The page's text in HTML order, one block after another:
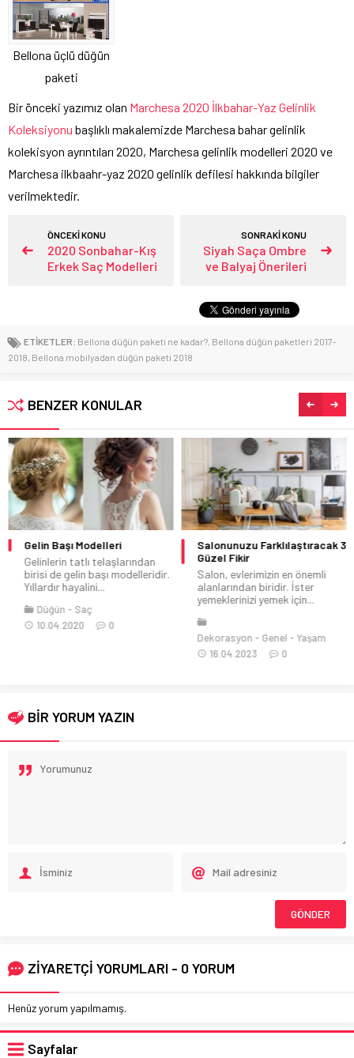
Bellona üçlü düğün
paketi
Bir önceki yazımız olan Marchesa 2020 İlkbahar-Yaz Gelinlik
Koleksiyonu başlıklı makalemizde Marchesa bahar gelinlik
kolekisyon ayrıntıları 2020, Marchesa gelinlik modelleri 2020 ve
Marchesa ilkbaahr-yaz 2020 gelinlik defilesi hakkında bilgiler
verilmektedir.
ÖNCEKİ KONU
2020 Sonbahar-Kış
Erkek Saç Modelleri
SONRAKİ KONU
Siyah Saça Ombre
ve Balyaj Önerileri
ETİKETLER: Bellona düğün paketi ne kadar?, Bellona düğün paketleri 2017-
2018, Bellona mobilyadan düğün paketi 2018
BENZER KONULAR
Gelin Başı Modelleri
Gelinlerin tatlı telaşlarından
birisi de gelin başı modelleridir.
Yıllardır hayalini...
Düğün
Saç
10.04.2020
0
Salonunuzu Farklılaştıracak 3
Güzel Fikir
Salon, evlerimizin en önemli
alanlarından biridir. İster
yemeklerinizi yemek için...
Dekorasyon Genel
Yaşam
16.04.2023
0
BİR YORUM YAZIN
ZİYARETÇİ YORUMLARI - 0 YORUM
Henüz yorum yapılmamış.
Sayfalar